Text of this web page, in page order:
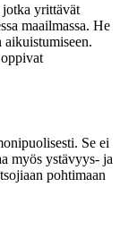
yrittävät
maailmassa. He
aikuistumiseen.
Se ei
myös ystävyys- ja
pohtimaan